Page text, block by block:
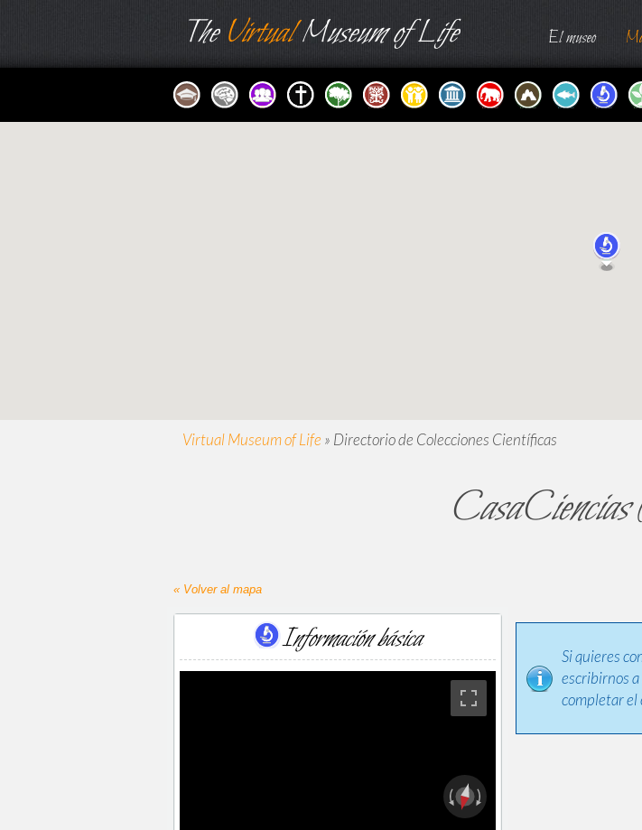
TheVirtualMuseum of Life El museo
Virtual Museum of Life » Directorio de Colecciones Científicas
« Volver al mapa
Información básica
Si quieres
escribirnos a
completar el